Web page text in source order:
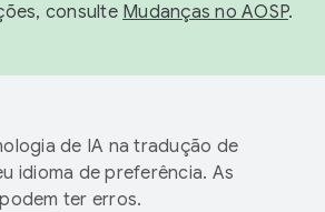
consulte Mudanças no AOSP.
de IA na tradução de
idioma de preferência. As
ter erros.